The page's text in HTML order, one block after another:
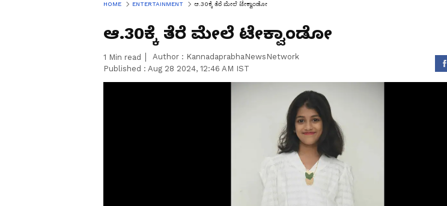
HOME ENTERTAINMENT ಆ.30ಕ್ಕೆ ತೆರೆ ಮೇಲೆ ಟೇಕ್ವಾಂಡೋ
ಆ.30ಕ್ಕೆ ತೆರೆ ಮೇಲೆ ಟೇಕ್ವಾಂಡೋ
1 Min read Author : KannadaprabhaNewsNetwork
Published : Aug 28 2024, 12:46 AM IST